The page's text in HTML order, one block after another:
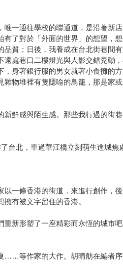
一通往學校的聯通道，是沿著新
了對於「外面的世界」的想望，
質；日後，我養成在台北街巷間
處巷口二樓燈光與人影交錯晃動
身著銀行服的男女就著小食攤的
物堆裡有隻隱喻的鳥籠，那是家
鮮感與陌生感。那些我行過的街
台北，車過華江橋立刻萌生進城焦
一條香港的街道，來進行創作，
有被文字留住的香港。
新形塑了一座精彩而永恆的城市
……等作家的大作。胡晴舫在編者